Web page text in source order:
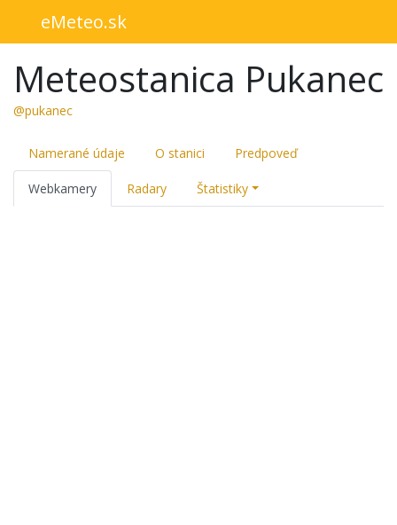
eMeteo.sk
Meteostanica Pukanec
@pukanec
Namerané údaje O stanici Predpoveď
Webkamery Radary Štatistiky